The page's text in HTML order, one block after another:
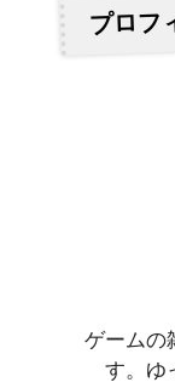
プロフ
ゲームの
す。ゆ